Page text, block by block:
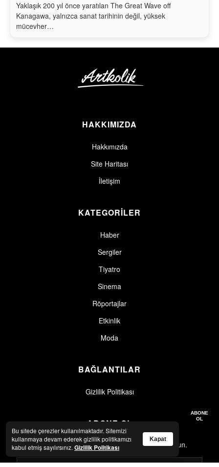
Yaklaşık 200 yıl önce yaratılan The Great Wave off
Kanagawa, yalnızca sanat tarihinin değil, yüksek
mücevher…
HAKKIMIZDA
Hakkımızda
Site Haritası
İletişim
KATEGORİLER
Haber
Sergiler
Tiyatro
Sinema
Röportajlar
Etkinlik
Moda
BAĞLANTILAR
Gizlilik Politikası
ABONE OL
En son haberler ve güncellemeler için abone olun.
ABONE
OL
Bu sitede çerezler kullanılmaktadır. Sitemizi
kullanmaya devam ederek gizlilik politikamızı
kabul etmiş sayılırsınız. Gizlilik Politikası
Kapat